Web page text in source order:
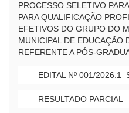
PROCESSO SELETIVO
PARA QUALIFICAÇÃO
EFETIVOS DO GRUPO DO
MUNICIPAL DE EDUCAÇÃO
REFERENTE A PÓS-
EDITAL Nº 001/
RESULTADO PARCIAL